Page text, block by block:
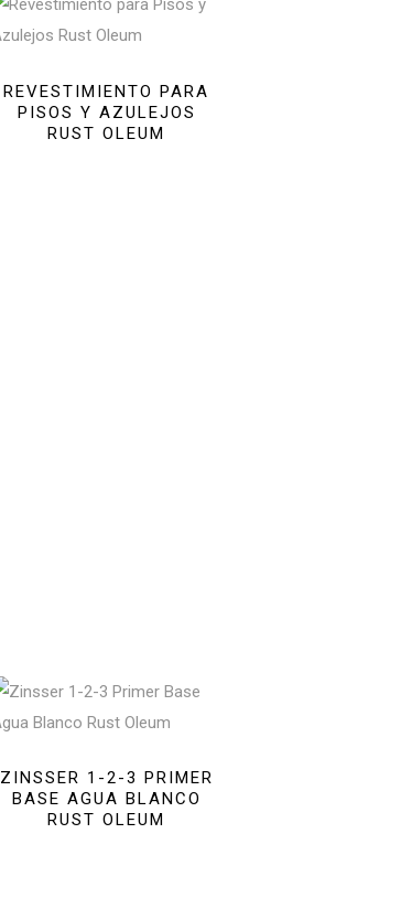
REVESTIMIENTO PARA
PISOS Y AZULEJOS
RUST OLEUM
ZINSSER 1-2-3 PRIMER
BASE AGUA BLANCO
RUST OLEUM